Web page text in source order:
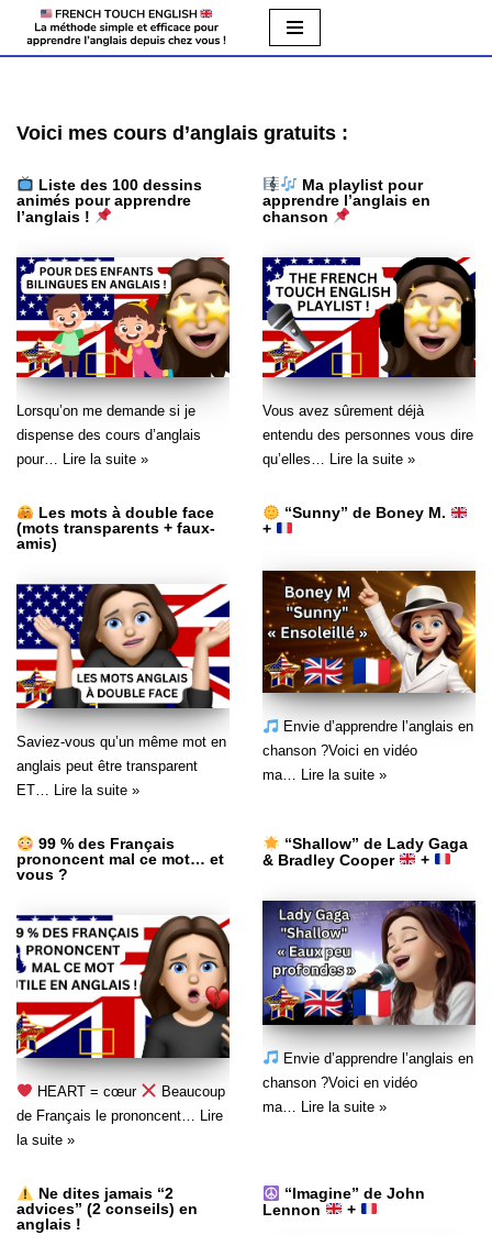
Aller
Voici mes cours d’anglais gratuits :
Liste des 100 dessins
animés pour apprendre
l’anglais !
Lorsqu’on me demande si je
dispense des cours d’anglais
pour… Lire la suite »
Ma playlist pour
apprendre l’anglais en
chanson
Vous avez sûrement déjà
entendu des personnes vous dire
qu’elles… Lire la suite »
Les mots à double face
(mots transparents + faux-
amis)
Saviez-vous qu’un même mot en
anglais peut être transparent
ET…
Lire la suite »
“Sunny” de Boney M.
+
Envie d’apprendre l’anglais en
chanson ?Voici en vidéo
ma… Lire la suite »
99 % des Français
prononcent mal ce mot… et
vous ?
HEART = cœur
Beaucoup
de Français le prononcent…
Lire
la suite »
“Shallow” de Lady Gaga
& Bradley Cooper
+
Envie d’apprendre l’anglais en
chanson ?Voici en vidéo
ma… Lire la suite »
Ne dites jamais “2
advices” (2 conseils) en
anglais !
“Imagine” de John
Lennon
+